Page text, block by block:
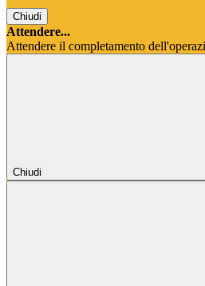
Chiudi
Attendere...
Attendere il completamento
Chiudi